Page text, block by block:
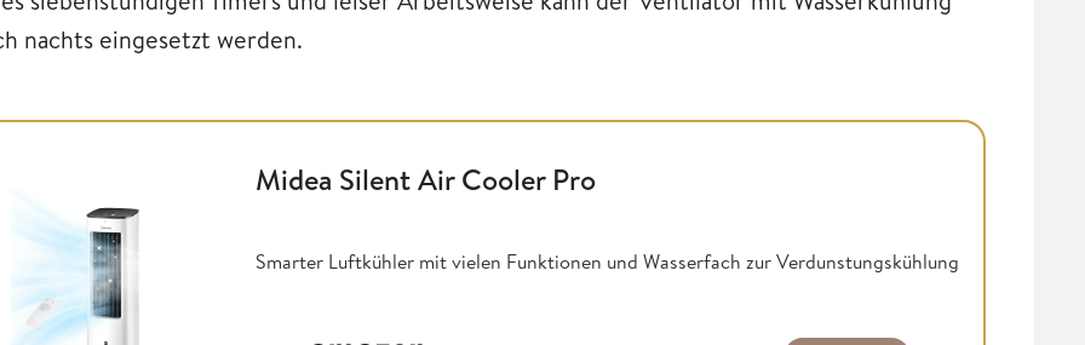
nachts eingesetzt werden.
Midea Silent Air Cooler Pro
Smarter Luftkühler mit vielen Funktionen und Wasserfach zur Verdunstungskühlung